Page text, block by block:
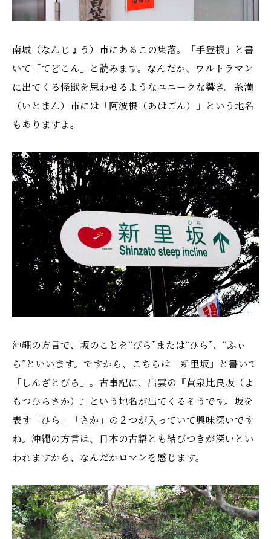
南城（なんじょう）市にあるこの集落。「手登根」と書
いて「てどこん」と読みます。なんだか、ウルトラマン
に出てくる怪獣を思わせるようなユニークな響き。糸満
（いとまん）市には「阿波根（あはごん）」という地名
もありますよ。
沖繩の方言で、坂のことを“びら”または“ひら”、“ふぃ
ら”といいます。ですから、こちらは「新里坂」と書いて
「しんざとびら」。古事記に、出雲の『黄泉比良坂（よ
もつひらさか）』という地名が出てくるそうです。坂を
表す「ひら」「さか」の２つが入っていて興味深いです
ね。沖繩の方言は、日本の古語とも結びつきが深いとい
われますから、なんだかロマンを感じます。